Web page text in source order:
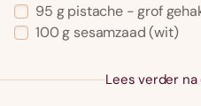
95 g pistache - grof
100 g sesamzaad (wit)
Lees verder